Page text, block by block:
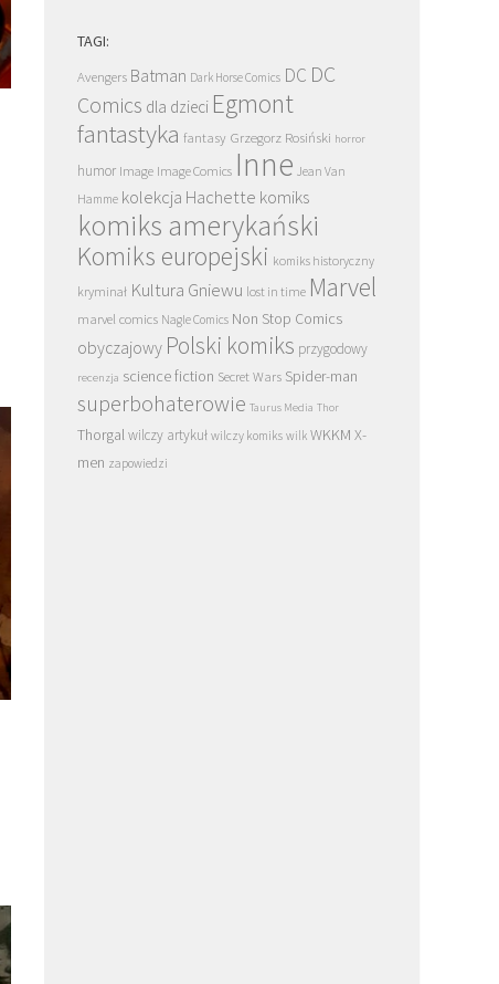
TAGI:
Avengers Batman Dark Horse Comics DC DC
Comics dla dzieci Egmont
fantastyka fantasy Grzegorz Rosiński horror
humor Image Image Comics Inne Jean Van
Hamme kolekcja Hachette komiks
komiks amerykański
Komiks europejski komiks historyczny
kryminał Kultura Gniewu lost in time Marvel
marvel comics Nagle Comics Non Stop Comics
obyczajowy Polski komiks przygodowy
recenzja science fiction Secret Wars Spider-man
superbohaterowie Taurus Media Thor
Thorgalwilczy artykuł wilczy komiks wilk WKKM X-
men zapowiedzi